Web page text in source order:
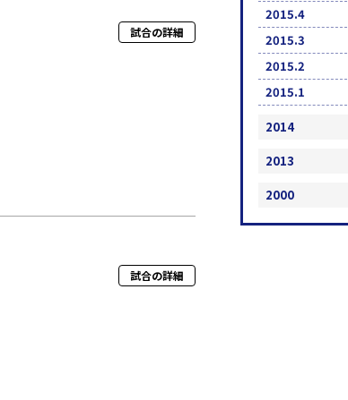
試合の詳細
試合の詳細
2015.4
2015.3
2015.2
2015.1
2014
2013
2000